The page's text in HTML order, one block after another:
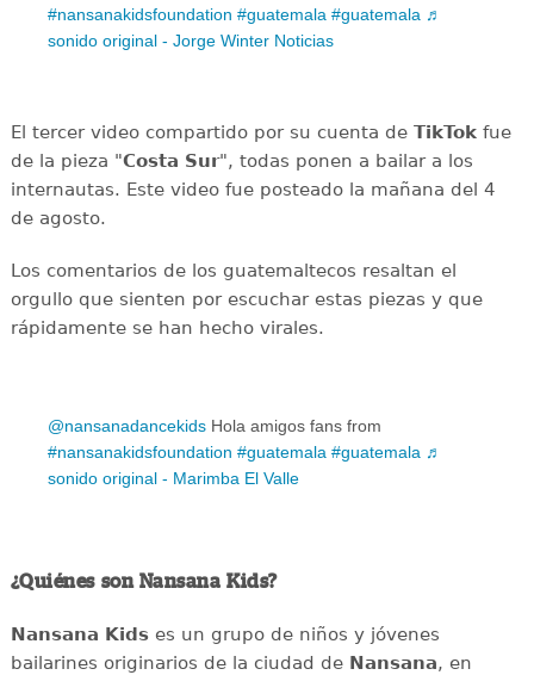
#nansanakidsfoundation #guatemala #guatemala ♬
sonido original - Jorge Winter Noticias
El tercer video compartido por su cuenta de TikTokfue
de la pieza "Costa Sur", todas ponen a bailar a los
internautas. Este video fue posteado la mañana del 4
de agosto.
Los comentarios de los guatemaltecos resaltan el
orgullo que sienten por escuchar estas piezas y que
rápidamente se han hecho virales.
@nansanadancekids Hola amigos fans from
#nansanakidsfoundation #guatemala #guatemala ♬
sonido original - Marimba El Valle
¿Quiénes son Nansana Kids?
Nansana Kidses un grupo de niños y jóvenes
bailarines originarios de la ciudad de Nansana, en